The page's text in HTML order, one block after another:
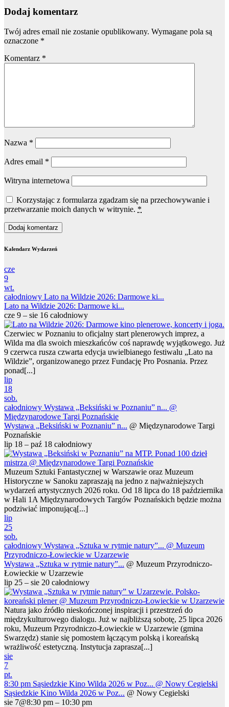
Dodaj komentarz
Twój adres email nie zostanie opublikowany. Wymagane pola są
oznaczone *
Komentarz *
Nazwa *
Adres email *
Witryna internetowa
Korzystając z formularza zgadzam się na przechowywanie i
przetwarzanie moich danych w witrynie. *
Kalendarz Wydarzeń
cze
9
wt.
całodniowy Lato na Wildzie 2026: Darmowe ki...
Lato na Wildzie 2026: Darmowe ki...
cze 9 – sie 16 całodniowy
Czerwiec w Poznaniu to oficjalny start plenerowych imprez, a
Wilda ma dla swoich mieszkańców coś naprawdę wyjątkowego. Już
9 czerwca rusza czwarta edycja uwielbianego festiwalu „Lato na
Wildzie”, organizowanego przez Fundację Pro Posnania. Przez
ponad[...]
lip
18
sob.
całodniowy Wystawa „Beksiński w Poznaniu” n... @
Międzynarodowe Targi Poznańskie
Wystawa „Beksiński w Poznaniu” n... @ Międzynarodowe Targi
Poznańskie
lip 18 – paź 18 całodniowy
Muzeum Sztuki Fantastycznej w Warszawie oraz Muzeum
Historyczne w Sanoku zapraszają na jedno z najważniejszych
wydarzeń artystycznych 2026 roku. Od 18 lipca do 18 października
w Hali 1A Międzynarodowych Targów Poznańskich będzie można
podziwiać imponującą[...]
lip
25
sob.
całodniowy Wystawa „Sztuka w rytmie natury”... @ Muzeum
Przyrodniczo-Łowieckie w Uzarzewie
Wystawa „Sztuka w rytmie natury”... @ Muzeum Przyrodniczo-
Łowieckie w Uzarzewie
lip 25 – sie 20 całodniowy
Natura jako źródło nieskończonej inspiracji i przestrzeń do
międzykulturowego dialogu. Już w najbliższą sobotę, 25 lipca 2026
roku, Muzeum Przyrodniczo-Łowieckie w Uzarzewie (gmina
Swarzędz) stanie się pomostem łączącym polską i koreańską
wrażliwość estetyczną. Instytucja zaprasza[...]
sie
7
pt.
8:30 pm Sąsiedzkie Kino Wilda 2026 w Poz... @ Nowy Cegielski
Sąsiedzkie Kino Wilda 2026 w Poz... @ Nowy Cegielski
sie 7@8:30 pm – 10:30 pm